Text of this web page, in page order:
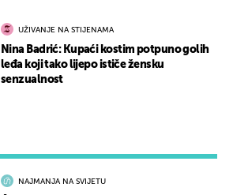
NAJMANJA NA SVIJETU
UŽIVANJE NA STIJENAMA
Nina Badrić: Kupaći kostim potpuno golih
leđa koji tako lijepo ističe žensku
senzualnost